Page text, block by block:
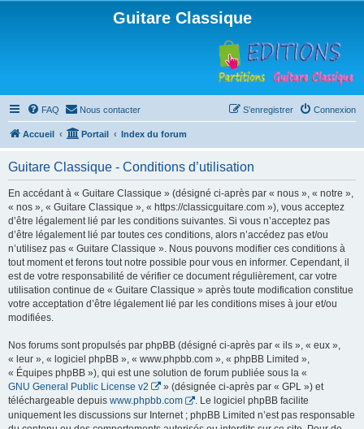
Guitare Classique
FAQ Nous contacter Connexion
S’enregistrer
Accueil Portail Index du forum
Guitare Classique - Conditions d’utilisation
En accédant à « Guitare Classique » (désigné ci-après par « nous », « notre »,
« nos », « Guitare Classique », « https://classicguitare.com »), vous acceptez
d’être légalement lié par les conditions suivantes. Si vous n’acceptez pas
d’être légalement lié par toutes ces conditions, alors n’accédez pas et/ou
n’utilisez pas « Guitare Classique ». Nous pouvons modifier ces conditions à
tout moment et ferons tout notre possible pour vous en informer. Cependant, il
est de votre responsabilité de vérifier ce document régulièrement, car votre
utilisation continue de « Guitare Classique » après toute modification constitue
votre acceptation d’être légalement lié par les conditions mises à jour et/ou
modifiées.
Nos forums sont propulsés par phpBB (désigné ci-après par « ils », « eux »,
« leur », « logiciel phpBB », « www.phpbb.com », « phpBB Limited »,
« Équipes phpBB »), qui est une solution de forum publiée sous la «
GNU General Public License v2
» (désignée ci-après par « GPL ») et
téléchargeable depuis www.phpbb.com
. Le logiciel phpBB facilite
uniquement les discussions sur Internet ; phpBB Limited n’est pas responsable